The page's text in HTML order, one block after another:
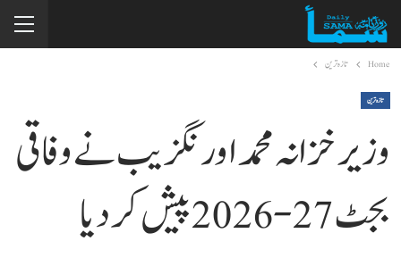
Home تازہ ترین
تازہ ترین
وزیر خزانہ محمد اورنگزیب نے وفاقی
بجٹ 27-2026 پیش کردیا